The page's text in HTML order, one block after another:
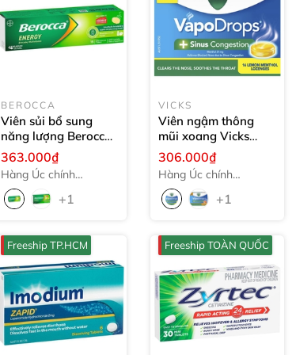
BEROCCA
Viên sủi bổ sung
năng lượng Berocca
Energy Pinelime
Crush15 viên
363.000₫
Hàng Úc chính
hãng
+1
VICKS
Viên ngậm thông
mũi xoang Vicks
VapoDrops + Sinus
Congestion Menthol
16 viên (Lemon)
306.000₫
Hàng Úc chính
hãng
+1
Freeship TP.HCM Freeship TOÀN QUỐC